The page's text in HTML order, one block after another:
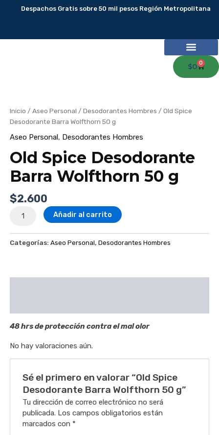
Despachos Gratis sobre 50 mil pesos Región Metropolitana
$0 0
Inicio / Aseo Personal / Desodorantes Hombres / Old Spice
Desodorante Barra Wolfthorn 50 g
Aseo Personal, Desodorantes Hombres
Old Spice Desodorante
Barra Wolfthorn 50 g
$2.600
Wolfthorn
50
g
Añadir al carrito
Categorías: Aseo Personal, Desodorantes Hombres
48 hrs de protección contra el mal olor
No hay valoraciones aún.
Sé el primero en valorar “Old Spice
Desodorante Barra Wolfthorn 50 g”
Tu dirección de correo electrónico no será
publicada. Los campos obligatorios están
marcados con *